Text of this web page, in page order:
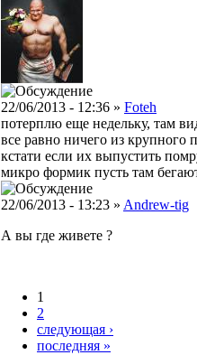
22/06/2013 - 12:36 » Foteh
потерплю еще недельку, там
все равно ничего из крупного
кстати если их выпустить
микро формик пусть там
22/06/2013 - 13:23 » Andrew-tig
А вы где живете ?
1
2
следующая ›
последняя »